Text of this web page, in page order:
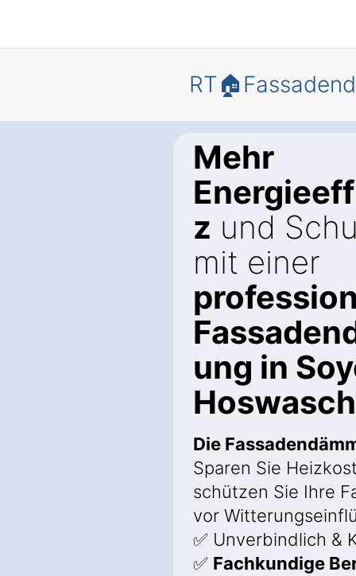
Mehr
z und
mit einer
ung in
Die
Sparen Sie
schützen Sie Ihre
vor
✅ Unverbindlich &
✅ Fachkundige